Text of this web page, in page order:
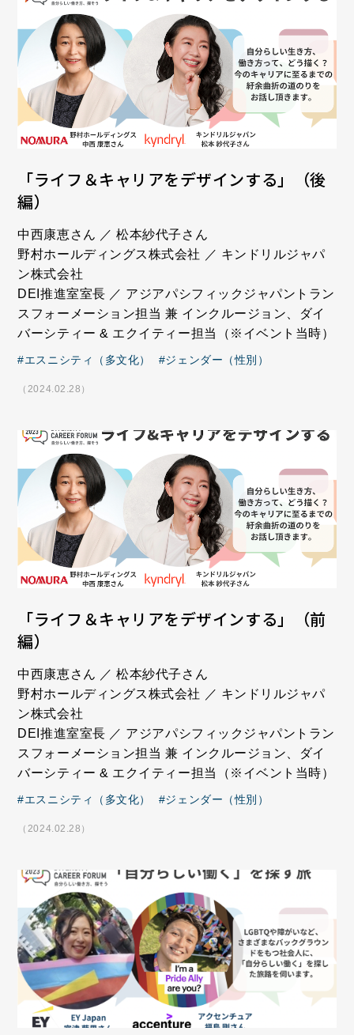
「ライフ＆キャリアをデザインする」（後
編）
中西康恵さん ／ 松本紗代子さん
野村ホールディングス株式会社 ／ キンドリルジャパ
ン株式会社
DEI推進室室長 ／ アジアパシフィックジャパントラン
スフォーメーション担当 兼 インクルージョン、ダイ
バーシティー & エクイティー担当（※イベント当時）
エスニシティ（多文化） ジェンダー（性別）
（2024.02.28）
「ライフ＆キャリアをデザインする」（前
編）
中西康恵さん ／ 松本紗代子さん
野村ホールディングス株式会社 ／ キンドリルジャパ
ン株式会社
DEI推進室室長 ／ アジアパシフィックジャパントラン
スフォーメーション担当 兼 インクルージョン、ダイ
バーシティー & エクイティー担当（※イベント当時）
エスニシティ（多文化） ジェンダー（性別）
（2024.02.28）